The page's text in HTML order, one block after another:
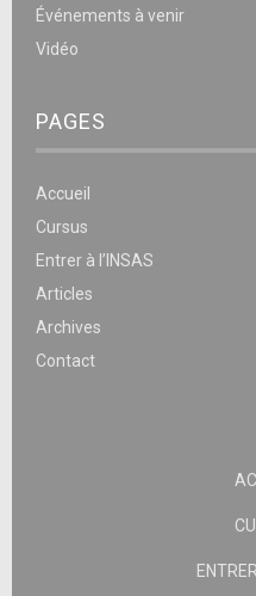
Événements à venir
Vidéo
PAGES
Accueil
Cursus
Entrer à l’INSAS
Articles
Archives
Contact